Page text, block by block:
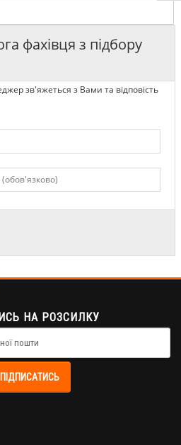
фахівця з підбору
зв'яжеться з Вами та відповість
НА РОЗСИЛКУ
ПІДПИСАТИСЬ